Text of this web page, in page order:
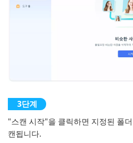
"스캔 시작"을 클릭하면 지정된 폴
캔됩니다.